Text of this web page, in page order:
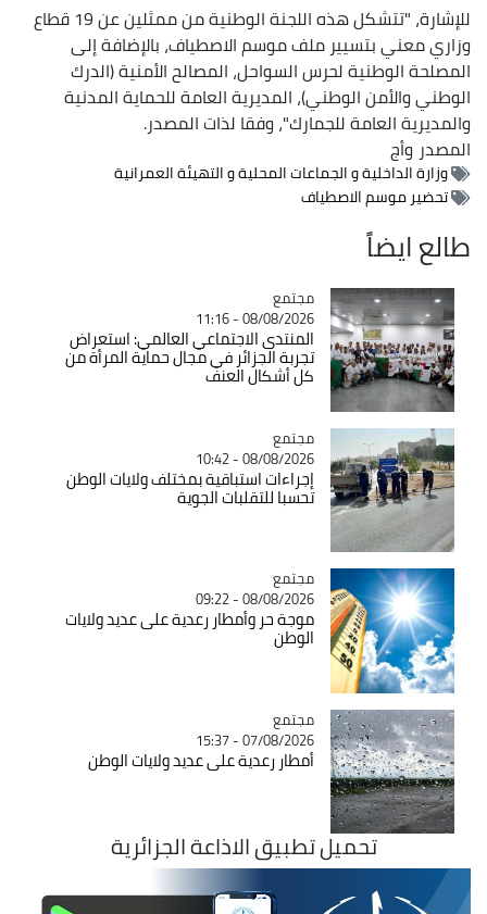
للإشارة، "تتشكل هذه اللجنة الوطنية من ممثلين عن 19 قطاع
وزاري معني بتسيير ملف موسم الاصطياف، بالإضافة إلى
المصلحة الوطنية لحرس السواحل، المصالح الأمنية (الدرك
الوطني والأمن الوطني)، المديرية العامة للحماية المدنية
والمديرية العامة للجمارك"، وفقا لذات المصدر.
المصدروأج
وزارة الداخلية و الجماعات المحلية و التهيئة العمرانية
تحضير موسم الاصطياف
طالع ايضاً
Catégorie
مجتمع
08/08/2026 - 11:16
المنتدى الاجتماعي العالمي: استعراض
تجربة الجزائر في مجال حماية المرأة من
كل أشكال العنف
Catégorie
مجتمع
08/08/2026 - 10:42
إجراءات استباقية بمختلف ولايات الوطن
تحسبا للتقلبات الجوية
Catégorie
مجتمع
08/08/2026 - 09:22
موجة حر وأمطار رعدية على عديد ولايات
الوطن
Catégorie
مجتمع
07/08/2026 - 15:37
أمطار رعدية على عديد ولايات الوطن
تحميل تطبيق الاذاعة الجزائرية